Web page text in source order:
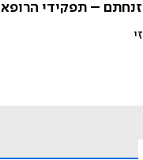
– תפקידי הרופא